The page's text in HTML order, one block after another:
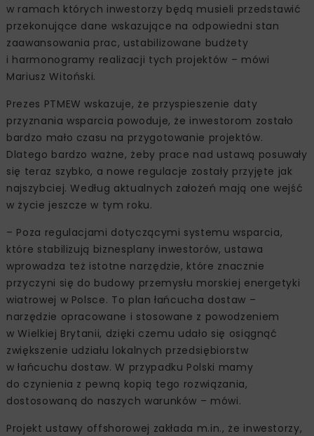
w ramach których inwestorzy będą musieli przedstawić
przekonujące dane wskazujące na odpowiedni stan
zaawansowania prac, ustabilizowane budżety
i harmonogramy realizacji tych projektów – mówi
Mariusz Witoński.
Prezes PTMEW wskazuje, że przyspieszenie daty
przyznania wsparcia powoduje, że inwestorom zostało
bardzo mało czasu na przygotowanie projektów.
Dlatego bardzo ważne, żeby prace nad ustawą posuwały
się teraz szybko, a nowe regulacje zostały przyjęte jak
najszybciej. Według aktualnych założeń mają one wejść
w życie jeszcze w tym roku.
– Poza regulacjami dotyczącymi systemu wsparcia,
które stabilizują biznesplany inwestorów, ustawa
wprowadza też istotne narzędzie, które znacznie
przyczyni się do budowy przemysłu morskiej energetyki
wiatrowej w Polsce. To plan łańcucha dostaw –
narzędzie opracowane i stosowane z powodzeniem
w Wielkiej Brytanii, dzięki czemu udało się osiągnąć
zwiększenie udziału lokalnych przedsiębiorstw
w łańcuchu dostaw. W przypadku Polski mamy
do czynienia z pewną kopią tego rozwiązania,
dostosowaną do naszych warunków – mówi.
Projekt ustawy offshorowej zakłada m.in., że inwestorzy,